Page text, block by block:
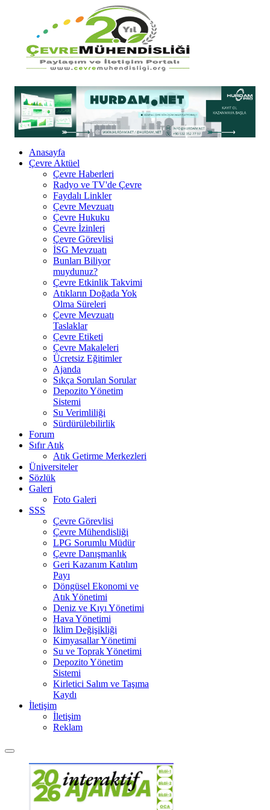
Anasayfa
Çevre Aktüel
Çevre Haberleri
Radyo ve TV'de Çevre
Faydalı Linkler
Çevre Mevzuatı
Çevre Hukuku
Çevre İzinleri
Çevre Görevlisi
İSG Mevzuatı
Bunları Biliyor
muydunuz?
Çevre Etkinlik Takvimi
Atıkların Doğada Yok
Olma Süreleri
Çevre Mevzuatı
Taslaklar
Çevre Etiketi
Çevre Makaleleri
Ücretsiz Eğitimler
Ajanda
Sıkça Sorulan Sorular
Depozito Yönetim
Sistemi
Su Verimliliği
Sürdürülebilirlik
Forum
Sıfır Atık
Atık Getirme Merkezleri
Üniversiteler
Sözlük
Galeri
Foto Galeri
SSS
Çevre Görevlisi
Çevre Mühendisliği
LPG Sorumlu Müdür
Çevre Danışmanlık
Geri Kazanım Katılım
Payı
Döngüsel Ekonomi ve
Atık Yönetimi
Deniz ve Kıyı Yönetimi
Hava Yönetimi
İklim Değişikliği
Kimyasallar Yönetimi
Su ve Toprak Yönetimi
Depozito Yönetim
Sistemi
Kirletici Salım ve Taşıma
Kaydı
İletişim
İletişim
Reklam